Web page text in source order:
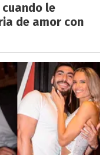
cuando le
de amor con